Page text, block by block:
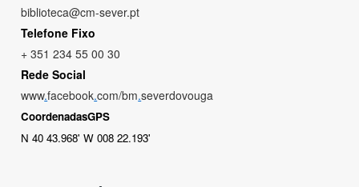
biblioteca@cm-sever.pt
Telefone Fixo
+ 351 234 55 00 30
Rede Social
www.facebook.com/bm.severdovouga
CoordenadasGPS
N 40 43.968' W 008 22.193'